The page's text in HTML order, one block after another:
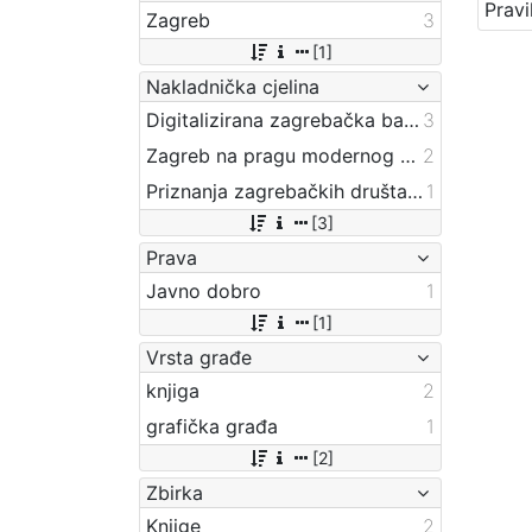
Zagreb
3
[1]
Nakladnička cjelina
Digitalizirana zagrebačka baština 3
Zagreb na pragu modernog doba 2
Priznanja zagrebačkih društava 1
[3]
Prava
Javno dobro
1
[1]
Vrsta građe
knjiga
2
grafička građa
1
[2]
Zbirka
Knjige
2